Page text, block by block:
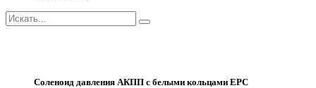
Соленоид давления АКПП с белыми кольцами EPC